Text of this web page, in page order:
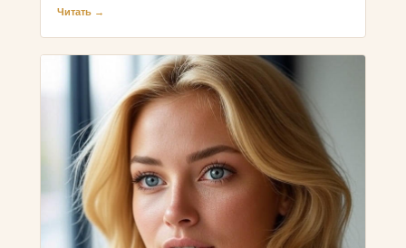
Читать →